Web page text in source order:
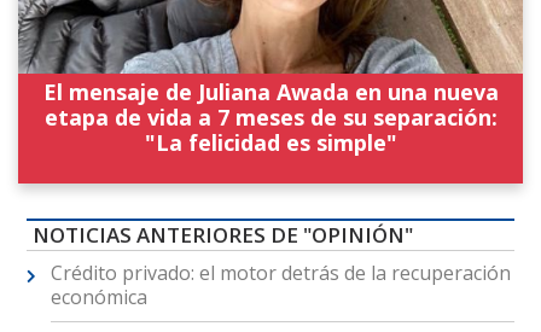
El mensaje de Juliana Awada en una nueva
etapa de vida a 7 meses de su separación:
"La felicidad es simple"
NOTICIAS ANTERIORES DE "OPINIÓN"
Crédito privado: el motor detrás de la recuperación
económica